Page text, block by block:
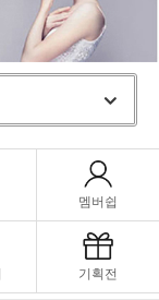
멤버쉽
기획전